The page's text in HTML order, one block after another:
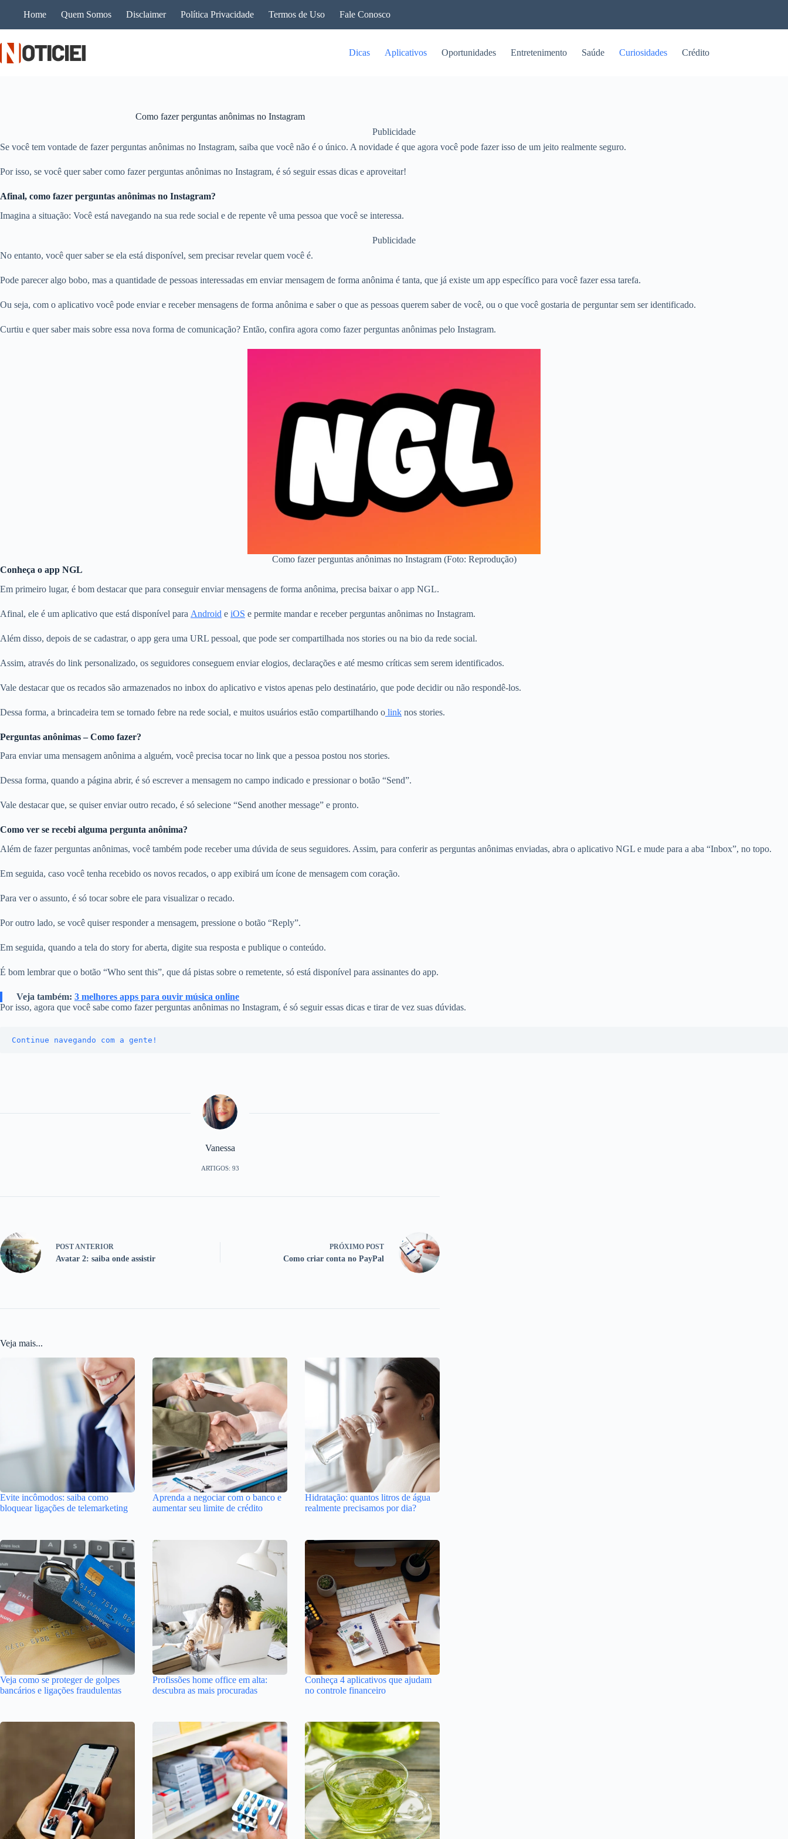
Home Quem Somos Disclaimer Política Privacidade Termos de Uso Fale Conosco
Dicas Aplicativos Oportunidades Entretenimento Saúde Curiosidades Crédito
Como fazer perguntas anônimas no Instagram
Publicidade
Se você tem vontade de fazer perguntas anônimas no Instagram, saiba que você não é o único. A novidade é que agora você pode fazer isso de um jeito realmente seguro.
Por isso, se você quer saber como fazer perguntas anônimas no Instagram, é só seguir essas dicas e aproveitar!
Afinal, como fazer perguntas anônimas no Instagram?
Imagina a situação: Você está navegando na sua rede social e de repente vê uma pessoa que você se interessa.
Publicidade
No entanto, você quer saber se ela está disponível, sem precisar revelar quem você é.
Pode parecer algo bobo, mas a quantidade de pessoas interessadas em enviar mensagem de forma anônima é tanta, que já existe um app específico para você fazer essa tarefa.
Ou seja, com o aplicativo você pode enviar e receber mensagens de forma anônima e saber o que as pessoas querem saber de você, ou o que você gostaria de perguntar sem ser identificado.
Curtiu e quer saber mais sobre essa nova forma de comunicação? Então, confira agora como fazer perguntas anônimas pelo Instagram.
Como fazer perguntas anônimas no Instagram (Foto: Reprodução)
Conheça o app NGL
Em primeiro lugar, é bom destacar que para conseguir enviar mensagens de forma anônima, precisa baixar o app NGL.
Afinal, ele é um aplicativo que está disponível para Android e iOS e permite mandar e receber perguntas anônimas no Instagram.
Além disso, depois de se cadastrar, o app gera uma URL pessoal, que pode ser compartilhada nos stories ou na bio da rede social.
Assim, através do link personalizado, os seguidores conseguem enviar elogios, declarações e até mesmo críticas sem serem identificados.
Vale destacar que os recados são armazenados no inbox do aplicativo e vistos apenas pelo destinatário, que pode decidir ou não respondê-los.
Dessa forma, a brincadeira tem se tornado febre na rede social, e muitos usuários estão compartilhando o link nos stories.
Perguntas anônimas – Como fazer?
Para enviar uma mensagem anônima a alguém, você precisa tocar no link que a pessoa postou nos stories.
Dessa forma, quando a página abrir, é só escrever a mensagem no campo indicado e pressionar o botão “Send”.
Vale destacar que, se quiser enviar outro recado, é só selecione “Send another message” e pronto.
Como ver se recebi alguma pergunta anônima?
Além de fazer perguntas anônimas, você também pode receber uma dúvida de seus seguidores. Assim, para conferir as perguntas anônimas enviadas, abra o aplicativo NGL e mude para a aba “Inbox”, no topo.
Em seguida, caso você tenha recebido os novos recados, o app exibirá um ícone de mensagem com coração.
Para ver o assunto, é só tocar sobre ele para visualizar o recado.
Por outro lado, se você quiser responder a mensagem, pressione o botão “Reply”.
Em seguida, quando a tela do story for aberta, digite sua resposta e publique o conteúdo.
É bom lembrar que o botão “Who sent this”, que dá pistas sobre o remetente, só está disponível para assinantes do app.
Veja também: 3 melhores apps para ouvir música online
Por isso, agora que você sabe como fazer perguntas anônimas no Instagram, é só seguir essas dicas e tirar de vez suas dúvidas.
Continue navegando com a gente!
Vanessa
ARTIGOS: 93
POSTANTERIOR
Avatar 2: saiba onde assistir
PRÓXIMO POST
Como criar conta no PayPal
Veja mais...
Evite incômodos: saiba como
bloquear ligações de telemarketing
Aprenda a negociar com o banco e
aumentar seu limite de crédito
Hidratação: quantos litros de água
realmente precisamos por dia?
Veja como se proteger de golpes
bancários e ligações fraudulentas
Profissões home office em alta:
descubra as mais procuradas
Conheça 4 aplicativos que ajudam
no controle financeiro